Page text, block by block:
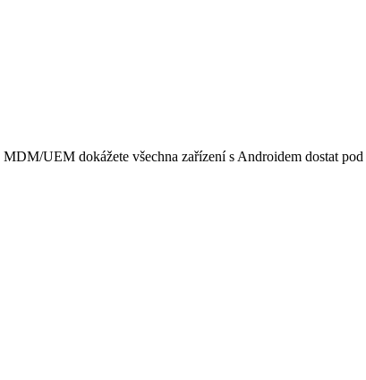
UEM dokážete všechna zařízení s Androidem dostat